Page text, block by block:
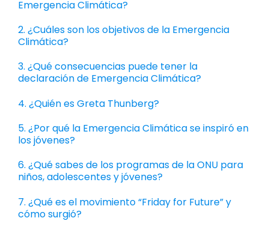
Emergencia Climática?
2. ¿Cuáles son los objetivos de la Emergencia
Climática?
3. ¿Qué consecuencias puede tener la
declaración de Emergencia Climática?
4. ¿Quién es Greta Thunberg?
5. ¿Por qué la Emergencia Climática se inspiró en
los jóvenes?
6. ¿Qué sabes de los programas de la ONU para
niños, adolescentes y jóvenes?
7. ¿Qué es el movimiento “Friday for Future” y
cómo surgió?